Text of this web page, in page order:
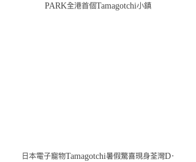
PARK全港首個Tamagotchi小鎮
日本電子寵物Tamagotchi暑假驚喜現身荃灣D‧